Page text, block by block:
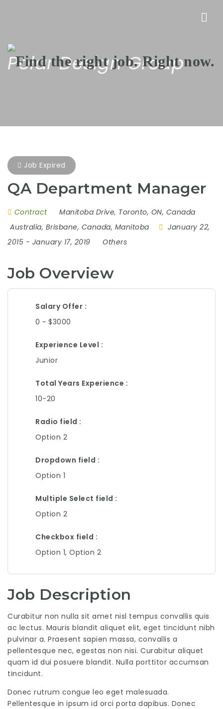
Polar Design Group
Job Expired
QA Department Manager
Contract Manitoba Drive, Toronto, ON, Canada
Australia, Brisbane, Canada, Manitoba
January 22,
2015 - January 17, 2019 Others
Job Overview
Salary Offer
0 ~ $3000
Experience Level
Junior
Total Years Experience
10-20
Radio field
Option 2
Dropdown field
Option 1
Multiple Select field
Option 2
Checkbox field
Option 1, Option 2
Job Description
Curabitur non nulla sit amet nisl tempus convallis quis
ac lectus. Mauris blandit aliquet elit, eget tincidunt nibh
pulvinar a. Praesent sapien massa, convallis a
pellentesque nec, egestas non nisi. Curabitur aliquet
quam id dui posuere blandit. Nulla porttitor accumsan
tincidunt.
Donec rutrum congue leo eget malesuada.
Pellentesque in ipsum id orci porta dapibus. Donec